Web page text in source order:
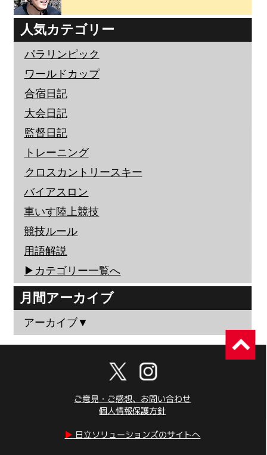
人気カテゴリー
パラリンピック
ワールドカップ
合宿日記
大会日記
監督日記
トレーニング
クロスカントリースキー
バイアスロン
車いす陸上競技
競技ルール
用語解説
▶︎カテゴリー一覧へ
月間アーカイブ
アーカイブ▼
ご意見・ご感想、お問い合わせ
個人情報保護方針
▶︎ 日立ソリューションズのサイトへ